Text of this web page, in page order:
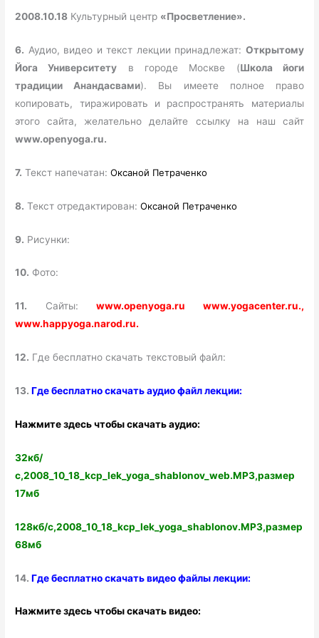
2008.10.18 Культурный центр «Просветление».
6. Аудио, видео и текст лекции принадлежат: Открытому
Йога Университету в городе Москве (Школа йоги
традиции Анандасвами). Вы имеете полное право
копировать, тиражировать и распространять материалы
этого сайта, желательно делайте ссылку на наш сайт
www.openyoga.ru.
7. Текст напечатан:Оксаной Петраченко
8. Текст отредактирован:Оксаной Петраченко
9. Рисунки:
10. Фото:
11. Сайты:www.openyoga.ru www.yogacenter.ru.,
www.happyoga.narod.ru.
12. Где бесплатно скачать текстовый файл:
13.Где бесплатно скачать аудио файл лекции:
Нажмите здесь чтобы скачать аудио:
32кб/
с,2008_10_18_kcp_lek_yoga_shablonov_web.MP3,размер
17мб
128кб/с,2008_10_18_kcp_lek_yoga_shablonov.MP3,размер
68мб
14.Где бесплатно скачать видео файлы лекции:
Нажмите здесь чтобы скачать видео: